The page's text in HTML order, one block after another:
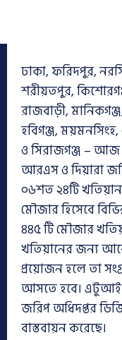
ঢাকা, ফরিদপুর,
শরীয়তপুর,
রাজবাড়ী,
হবিগঞ্জ,
ও সিরাজগঞ্জ – আজ
আরএস ও দিয়ারা
০৬শত ২৪টি
মৌজার হিসেবে
৪৪৫ টি মৌজার
খতিয়ানের জন্য
প্রয়োজন হলে তা
আসতে হবে। এটুআই-
জরিপ অধিদপ্তর
বাস্তবায়ন করেছে।